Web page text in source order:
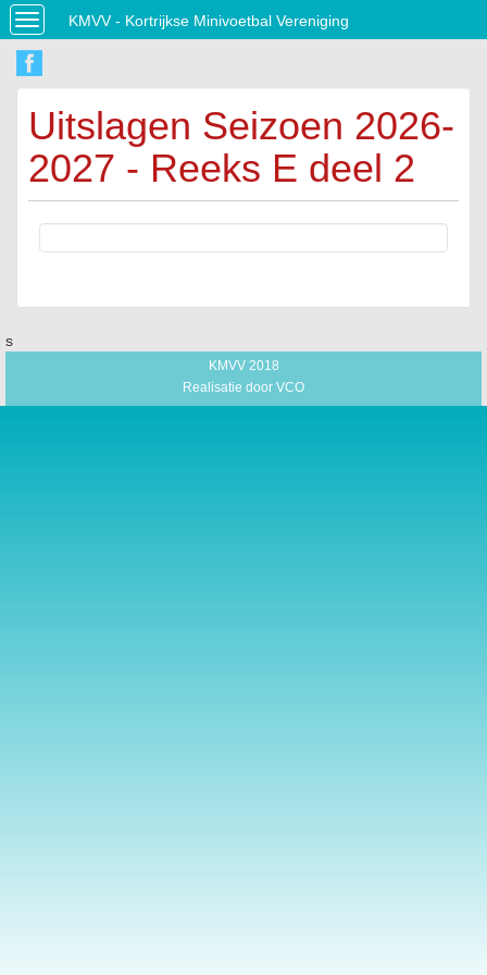
Toggle
navigation
KMVV - Kortrijkse Minivoetbal Vereniging
Uitslagen Seizoen 2026-
2027 - Reeks E deel 2
s
KMVV 2018
Realisatie door VCO